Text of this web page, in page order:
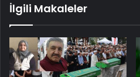
İlgili Makaleler